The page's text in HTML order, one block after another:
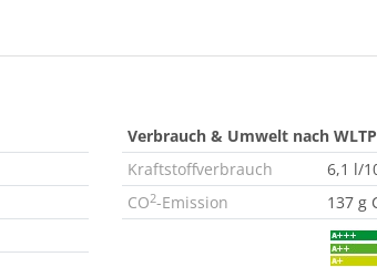
Verbrauch & Umwelt nach WLTP
Kraftstoffverbrauch
6,1 l/
CO2-Emission 137 g